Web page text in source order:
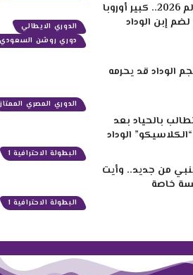
الدوري الايطالي
دوري روشن السعودي
بعد تألقه في كأس العالم 2026.. كبير أوروبا
إبن الوداد
الدوري المصري الممتاز
قد يحرمه
البطولة الاحترافية 1
بالحياد بعد
الوداد
البطولة الاحترافية 1
من جديد.. وأيت
خاصة